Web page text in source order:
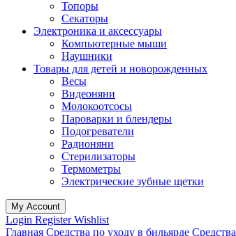
Топоры
Секаторы
Электроника и аксессуары
Компьютерные мыши
Наушники
Товары для детей и новорожденных
Весы
Видеоняни
Молокоотсосы
Пароварки и блендеры
Подогреватели
Радионяни
Стерилизаторы
Термометры
Электрические зубные щетки
My Account
Login RegisterWishlist
Главная Средства по уходу в бильярде